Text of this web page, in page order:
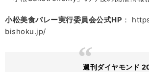
小松美食バレー実行委員会公式HP ：
bishoku.jp/
週刊ダイヤモンド